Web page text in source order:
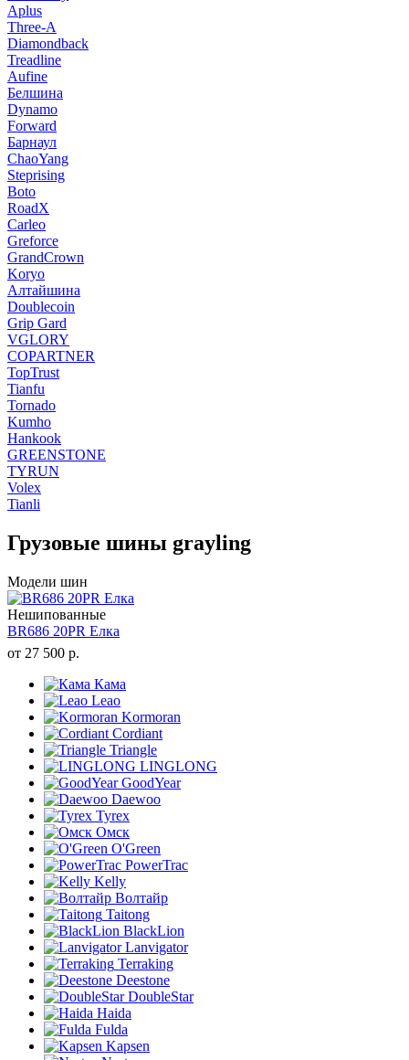
Aplus
Three-A
Diamondback
Treadline
Aufine
Белшина
Dynamo
Forward
Барнаул
ChaoYang
Steprising
Boto
RoadX
Carleo
Greforce
GrandCrown
Koryo
Алтайшина
Doublecoin
Grip Gard
VGLORY
COPARTNER
TopTrust
Tianfu
Tornado
Kumho
Hankook
GREENSTONE
TYRUN
Volex
Tianli
Грузовые шины grayling
Модели шин
Нешипованные
BR686 20PR Елка
от 27 500 р.
Кама
Leao
Kormoran
Cordiant
Triangle
LINGLONG
GoodYear
Daewoo
Tyrex
Омск
O'Green
PowerTrac
Kelly
Волтайр
Taitong
BlackLion
Lanvigator
Terraking
Deestone
DoubleStar
Haida
Fulda
Kapsen